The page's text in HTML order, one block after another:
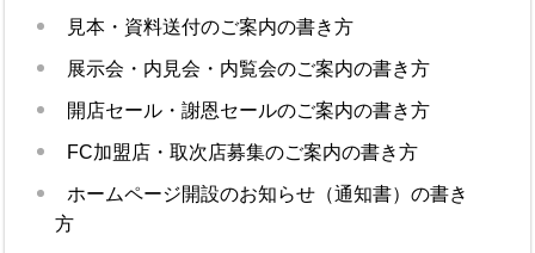
見本・資料送付のご案内の書き方
展示会・内見会・内覧会のご案内の書き方
開店セール・謝恩セールのご案内の書き方
FC加盟店・取次店募集のご案内の書き方
ホームページ開設のお知らせ（通知書）の書き
方